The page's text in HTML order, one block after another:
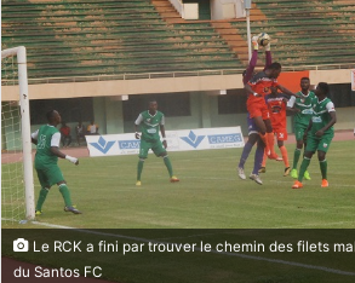
y
e
r
u
n
c
u
r
Le RCK a fini par trouver le chemin des filets
du Santos FC